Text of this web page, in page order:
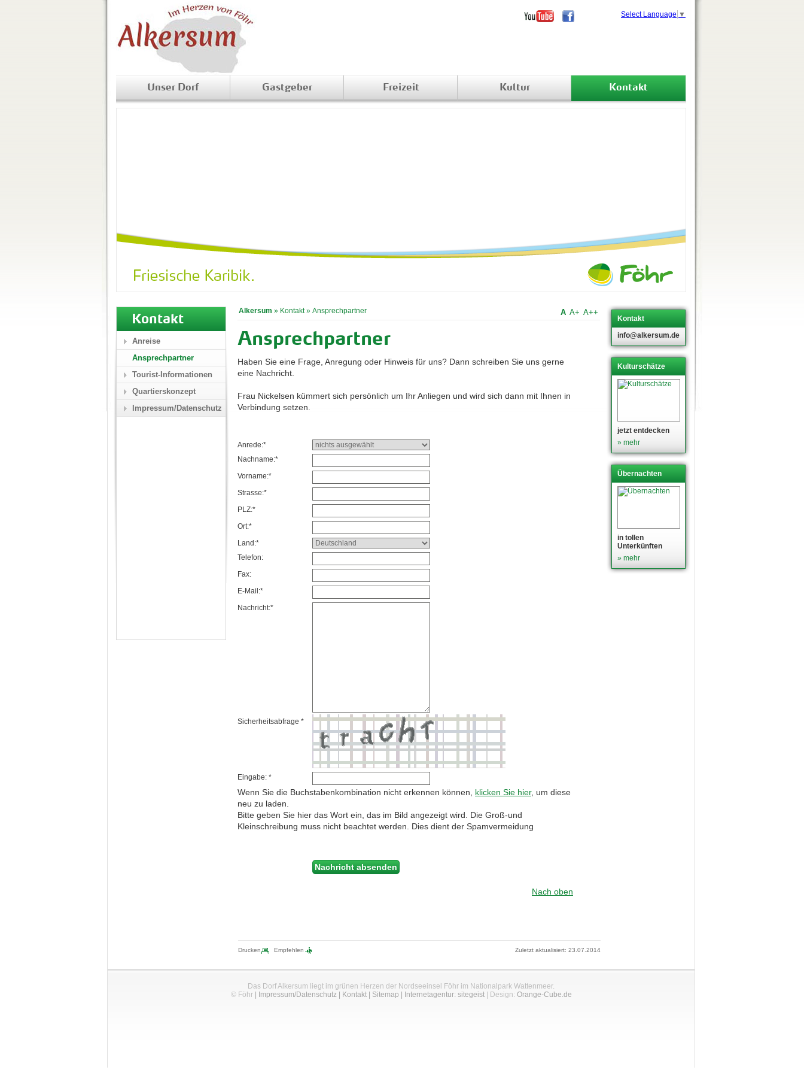
Unser Dorf Gastgeber Freizeit Kultur Kontakt
Alkersum » Kontakt» Ansprechpartner A A+ A++
Ansprechpartner
Haben Sie eine Frage, Anregung oder Hinweis für uns? Dann schreiben Sie uns gerne
eine Nachricht.
Frau Nickelsen kümmert sich persönlich um Ihr Anliegen und wird sich dann mit Ihnen in
Verbindung setzen.
Anrede:*
Nachname:*
Vorname:*
Strasse:*
PLZ:*
Ort:*
Land:*
Telefon:
Fax:
E-Mail:*
Nachricht:*
Sicherheitsabfrage *
Eingabe: *
Wenn Sie die Buchstabenkombination nicht erkennen können, klicken Sie hier, um diese
neu zu laden.
Bitte geben Sie hier das Wort ein, das im Bild angezeigt wird. Die Groß-und
Kleinschreibung muss nicht beachtet werden. Dies dient der Spamvermeidung
Nach oben
Kontakt
info@alkersum.de
Kulturschätze
jetzt entdecken
» mehr
Übernachten
in tollen
Unterkünften
» mehr
Kontakt
Anreise
Ansprechpartner
Tourist-Informationen
Quartierskonzept
Impressum/Datenschutz
Select Language ▼
Drucken Empfehlen Zuletzt aktualisiert: 23.07.2014
Das Dorf Alkersum liegt im grünen Herzen der Nordseeinsel Föhr im Nationalpark Wattenmeer.
© Föhr| Impressum/Datenschutz| Kontakt| Sitemap | Internetagentur: sitegeist| Design: Orange-Cube.de